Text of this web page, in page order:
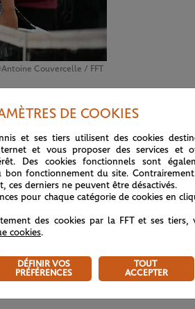
Couvercelle / FFT
finale du tournoi de
la place de N°1
succès face à
avance suffisante.
jeu va dans la bonne
je fais
bien joué mais je
surréaliste pour
et femmes
DE COOKIES
et ses tiers utilisent des cookies
et vous proposer des services et
Des cookies fonctionnels sont
bon fonctionnement du site.
ces derniers ne peuvent être désactivés.
pour chaque catégorie de cookies en
des cookies par la FFT et ses tiers,
cookies.
DÉFINIR VOS
PRÉFÉRENCES
TOUT
ACCEPTER